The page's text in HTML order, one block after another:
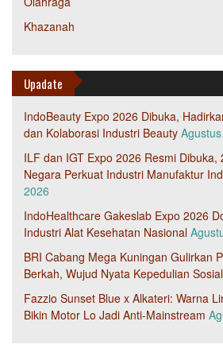
Khazanah
Upadate
IndoBeauty Expo 2026 Dibuka,
dan Kolaborasi Industri Beauty
ILF dan IGT Expo 2026 Resmi
Negara Perkuat Industri Manufaktur
2026
IndoHealthcare Gakeslab Expo 2026
Industri Alat Kesehatan Nasional
BRI Cabang Mega Kuningan Gulirkan
Berkah, Wujud Nyata Kepedulian Sosial
Fazzio Sunset Blue x Alkateri: Warna
Bikin Motor Lo Jadi Anti-Mainstream